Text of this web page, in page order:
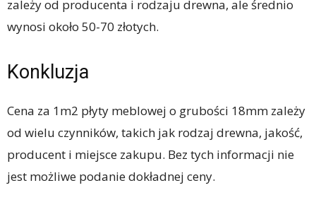
zależy od producenta i rodzaju drewna, ale średnio
wynosi około 50-70 złotych.
Konkluzja
Cena za 1m2 płyty meblowej o grubości 18mm zależy
od wielu czynników, takich jak rodzaj drewna, jakość,
producent i miejsce zakupu. Bez tych informacji nie
jest możliwe podanie dokładnej ceny.